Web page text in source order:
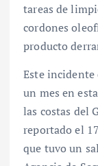
tareas de
cordones
producto
Este incidente
un mes en
las costas del
reportado el
que tuvo un